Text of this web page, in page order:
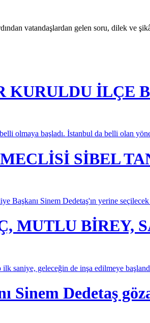
vatandaşlardan gelen soru, dilek ve
KURULDU İLÇE
olmaya başladı. İstanbul da belli olan
SİBEL
Başkanı Sinem Dedetaş'ın yerine
MUTLU BİREY,
saniye, geleceğin de inşa edilmeye
Sinem Dedetaş